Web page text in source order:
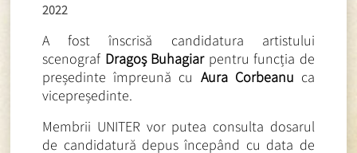
2022
A fost înscrisă candidatura artistului
scenograf Dragoș Buhagiarpentru funcția de
președinte împreună cu Aura Corbeanu ca
vicepreședinte.
Membrii UNITER vor putea consulta dosarul
de candidatură depus începând cu data de